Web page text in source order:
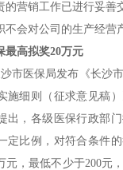
的营销工作已进行妥善
不会对公司的生产经营
最高拟奖20万元
市医保局发布《长沙
施细则（征求意见稿
出，各级医保行政部
定比例，对符合条件
元，最低不少于200元